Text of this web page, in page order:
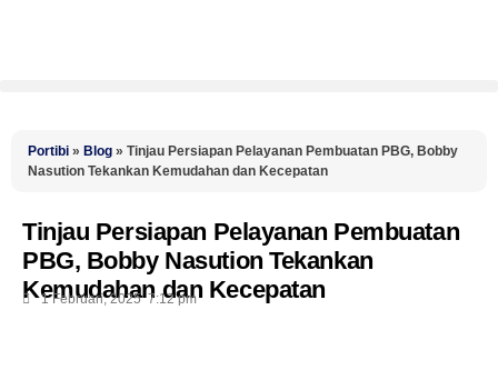
Portibi » Blog » Tinjau Persiapan Pelayanan Pembuatan PBG, Bobby
Nasution Tekankan Kemudahan dan Kecepatan
Tinjau Persiapan Pelayanan Pembuatan
PBG, Bobby Nasution Tekankan
Kemudahan dan Kecepatan
1 Februari, 2025 7:12 pm